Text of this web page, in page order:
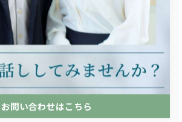
率を上げるためには、出会い方の工夫
来の友人紹介や職場以外にも、地域
活イベント、オンラインサービスな
極的に活用するのがポイントです。
地元に根ざしたサービスは、生活圏
イメージが具体的に描きやすく、安
お問い合わせはこちら